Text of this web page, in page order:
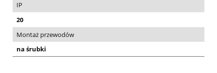
IP
20
Montaż przewodów
na śrubki